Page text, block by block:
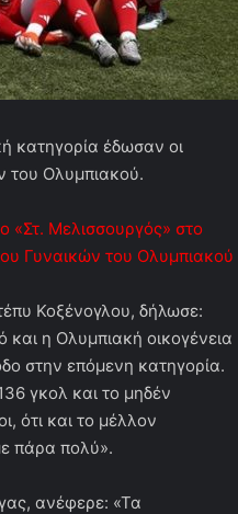
κατηγορία έδωσαν οι
του Ολυμπιακού.
«Στ. Μελισσουργός» στο
Γυναικών του Ολυμπιακού
Κοξένογλου, δήλωσε:
και η Ολυμπιακή οικογένεια
στην επόμενη κατηγορία.
γκολ και το μηδέν
ότι και το μέλλον
πάρα πολύ».
ανέφερε: «Τα